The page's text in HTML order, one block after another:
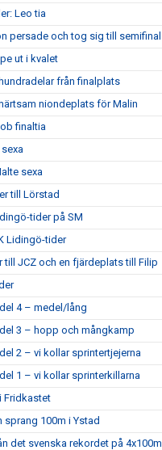
Leo tia
persade och tog sig till semifinal
ut i kvalet
från finalplats
niondeplats för Malin
finaltia
sexa
till Lörstad
tider på SM
Lidingö-tider
till JCZ och en fjärdeplats till Filip
4 – medel/lång
3 – hopp och mångkamp
2 – vi kollar sprintertjejerna
1 – vi kollar sprinterkillarna
Fridkastet
sprang 100m i Ystad
det svenska rekordet på 4x100m